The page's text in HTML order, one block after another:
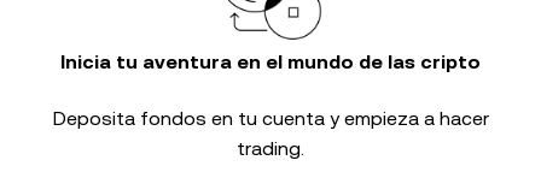
Inicia tu aventura en el mundo de las cripto
Deposita fondos en tu cuenta y empieza a hacer
trading.